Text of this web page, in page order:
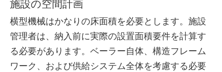
施設の空間計画
横型機械はかなりの床面積を必要とします。施設
管理者は、納入前に実際の設置面積要件を計算す
る必要があります。ベーラー自体、構造フレーム
ワーク、および供給システム全体を考慮する必要